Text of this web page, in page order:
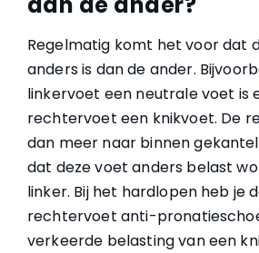
Regelmatig komt het voor dat
anders is dan de ander.
linkervoet een neutrale voet is
rechtervoet een knikvoet. De
dan meer naar binnen
dat deze voet anders belast
linker. Bij het hardlopen heb je
rechtervoet anti-
verkeerde belasting van een